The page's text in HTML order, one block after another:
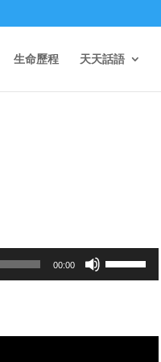
生命歷程 天天話語
00:00